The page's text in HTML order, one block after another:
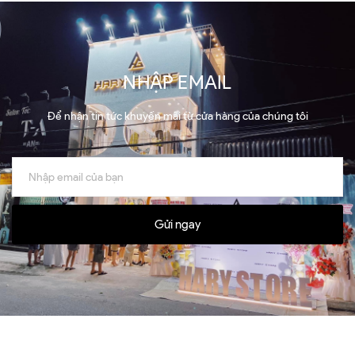
NHẬP EMAIL
Để nhận tin tức khuyến mãi từ cửa hàng của chúng tôi
Gửi ngay